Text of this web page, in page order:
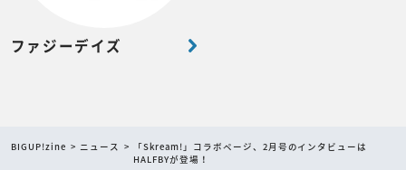
ファジーデイズ
BIGUP!zine ニュース
「Skream!」コラボページ、2月号のインタビューは
HALFBYが登場！